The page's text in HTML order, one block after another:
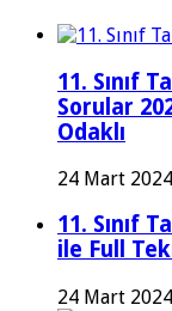
11. Sınıf
Sorular
Odaklı
24 Mart 2024
11. Sınıf
ile Full
24 Mart 2024